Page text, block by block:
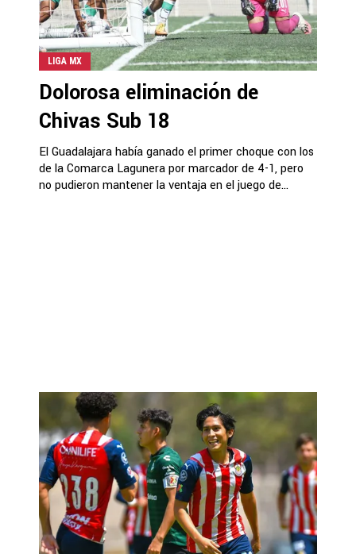
LIGA MX
Dolorosa eliminación de
Chivas Sub 18
El Guadalajara había ganado el primer choque con los
de la Comarca Lagunera por marcador de 4-1, pero
no pudieron mantener la ventaja en el juego de...